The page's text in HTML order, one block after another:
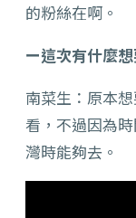
的粉絲在啊。
ー這次有什麼
南菜生：原本
看，不過因為
灣時能夠去。